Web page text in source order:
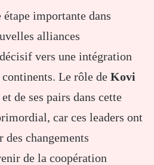
importante dans
alliances
vers une intégration
Le rôle de Kovi
et de ses pairs dans cette
car ces leaders ont
des changements
de la coopération